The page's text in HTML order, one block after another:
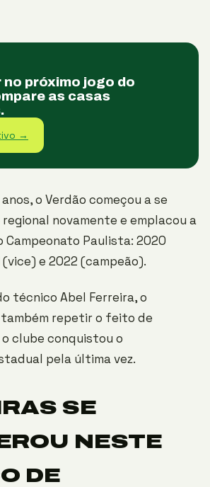
próximo jogo do
as casas
→
o Verdão começou a se
novamente e emplacou a
Campeonato Paulista: 2020
e 2022 (campeão).
técnico Abel Ferreira, o
repetir o feito de
clube conquistou o
pela última vez.
SE
NESTE
DE